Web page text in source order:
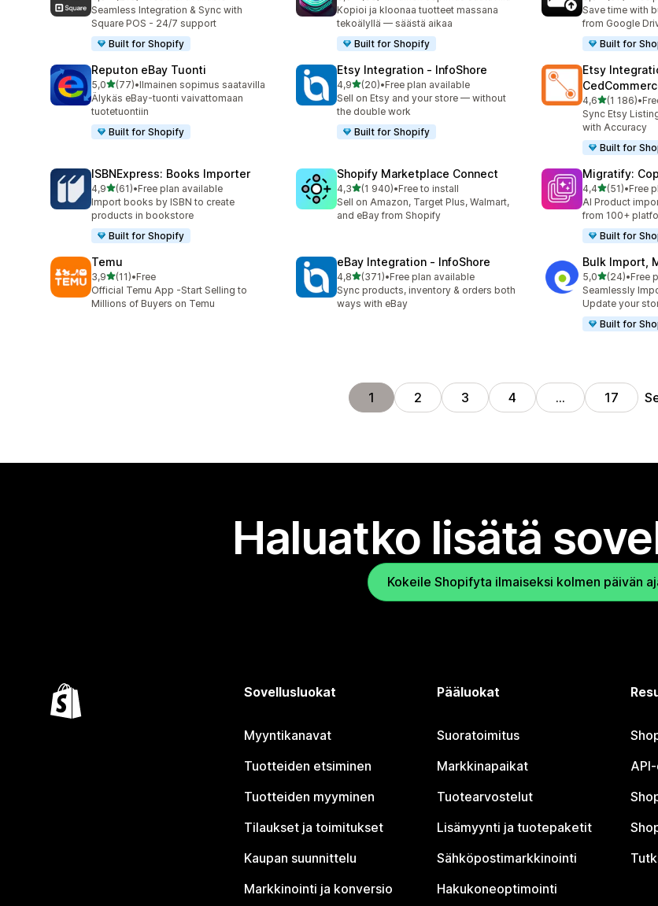
Seamless Integration & Sync with
Square POS - 24/7 support
Built for Shopify
Kopioi ja kloonaa tuotteet massana
tekoälyllä — säästä aikaa
Built for Shopify
Save time with
from Google
Built for
Reputon eBay Tuonti
5,0/ 5 tähteä
(77)
77 arvostelua yhteensä
•Ilmainen sopimus saatavilla
Älykäs eBay-tuonti vaivattomaan
tuotetuontiin
Built for Shopify
Etsy Integration ‑ InfoShore
4,9/ 5 tähteä
(20)
20 arvostelua yhteensä
•Free plan available
Sell on Etsy and your store — without
the double work
Built for Shopify
Etsy
4,6/ 5 tähteä
(1 186)
1186 arvostelua
•
Sync Etsy
with Accuracy
Built for
ISBNExpress: Books Importer
4,9/ 5 tähteä
(61)
61 arvostelua yhteensä
•Free plan available
Import books by ISBN to create
products in bookstore
Built for Shopify
Shopify Marketplace Connect
4,3/ 5 tähteä
(1 940)
1940 arvostelua yhteensä
•Free to install
Sell on Amazon, Target Plus, Walmart,
and eBay from Shopify
Migratify:
4,4/ 5 tähteä
(51)
51 arvostelua
•Free
AI Product
from 100+
Built for
Temu
3,9/ 5 tähteä
(11)
11 arvostelua yhteensä
•Free
Official Temu App -Start Selling to
Millions of Buyers on Temu
eBay Integration ‑ InfoShore
4,8/ 5 tähteä
(371)
371 arvostelua yhteensä
•Free plan available
Sync products, inventory & orders both
ways with eBay
Bulk Import,
5,0/ 5 tähteä
(24)
24 arvostelua
•Free
Seamlessly
Update your
Built for
1 2 3 4 … 17
Haluatko lisätä
Kokeile Shopifyta ilmaiseksi kolmen päivän
Sovellusluokat
Myyntikanavat
Tuotteiden etsiminen
Tuotteiden myyminen
Tilaukset ja toimitukset
Kaupan suunnittelu
Markkinointi ja konversio
Pääluokat
Suoratoimitus
Markkinapaikat
Tuotearvostelut
Lisämyynti ja tuotepaketit
Sähköpostimarkkinointi
Hakukoneoptimointi